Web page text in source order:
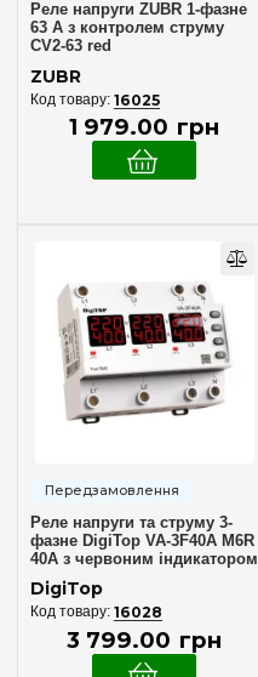
Реле напруги ZUBR 1-фазне
63 А з контролем струму
CV2-63 red
ZUBR
16025
1 979.00 грн
Реле напруги та струму 3-
фазне DigiTop VA-3F40A M6R
40А з червоним індикатором
DigiTop
16028
3 799.00 грн